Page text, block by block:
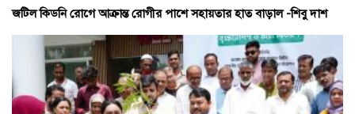
জটিল কিডনি রোগে আক্রান্ত রোগীর পাশে সহায়তার হাত বাড়াল -শিবু দাশ